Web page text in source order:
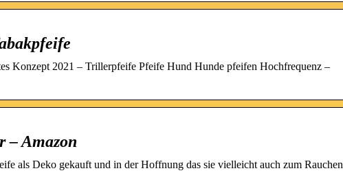
Konzept 2021 – Trillerpfeife Pfeife Hund Hunde pfeifen Hochfrequenz –
– Amazon
als Deko gekauft und in der Hoffnung das sie vielleicht auch zum Rauchen